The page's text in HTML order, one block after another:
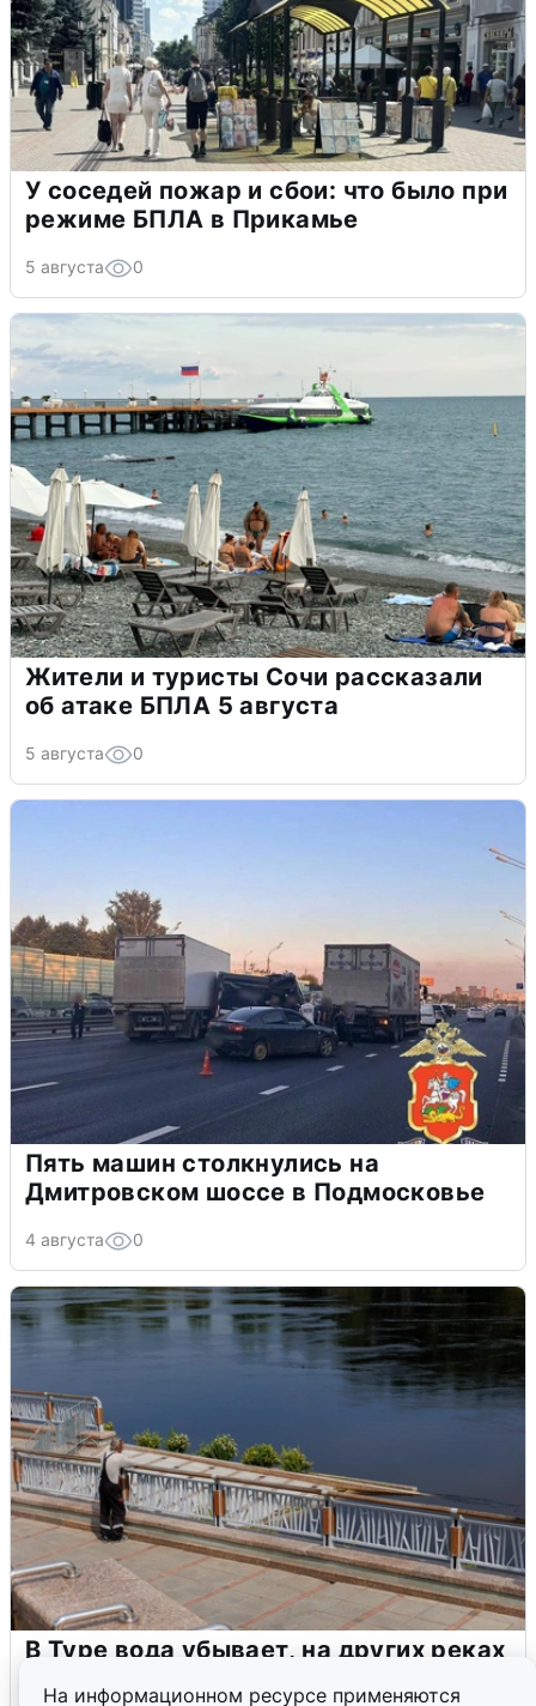
На информационном ресурсе применяются
У соседей пожар и сбои: что было при
режиме БПЛА в Прикамье
5 августа 0
Жители и туристы Сочи рассказали
об атаке БПЛА 5 августа
5 августа 0
Пять машин столкнулись на
Дмитровском шоссе в Подмосковье
4 августа 0
В Туре вода убывает, на других реках